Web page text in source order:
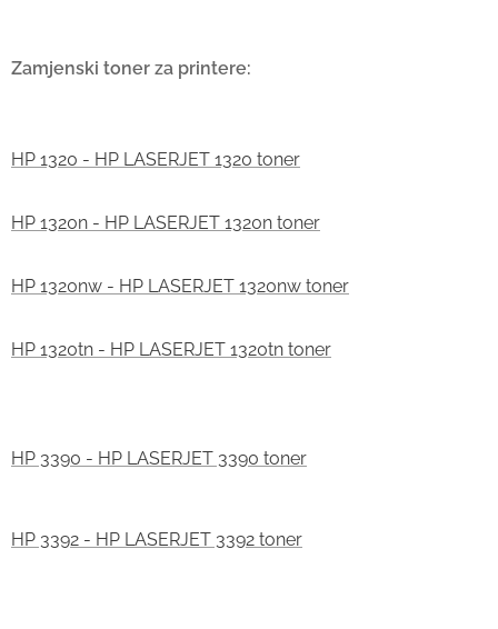
Zamjenski toner za printere:
HP 1320 - HP LASERJET 1320 toner
HP 1320n - HP LASERJET 1320n toner
HP 1320nw - HP LASERJET 1320nw toner
HP 1320tn - HP LASERJET 1320tn toner
HP 3390 - HP LASERJET 3390 toner
HP 3392 - HP LASERJET 3392 toner